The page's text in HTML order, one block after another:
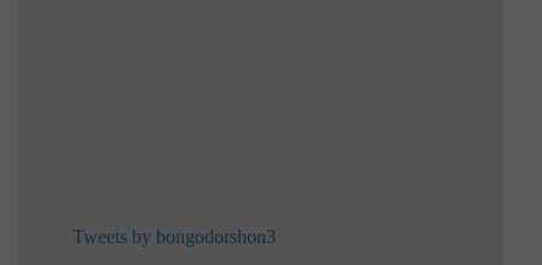
Tweets by bongodorshon3